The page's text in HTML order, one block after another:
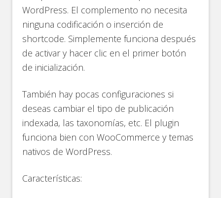
WordPress. El complemento no necesita
ninguna codificación o inserción de
shortcode. Simplemente funciona después
de activar y hacer clic en el primer botón
de inicialización.
También hay pocas configuraciones si
deseas cambiar el tipo de publicación
indexada, las taxonomías, etc. El plugin
funciona bien con WooCommerce y temas
nativos de WordPress.
Características: